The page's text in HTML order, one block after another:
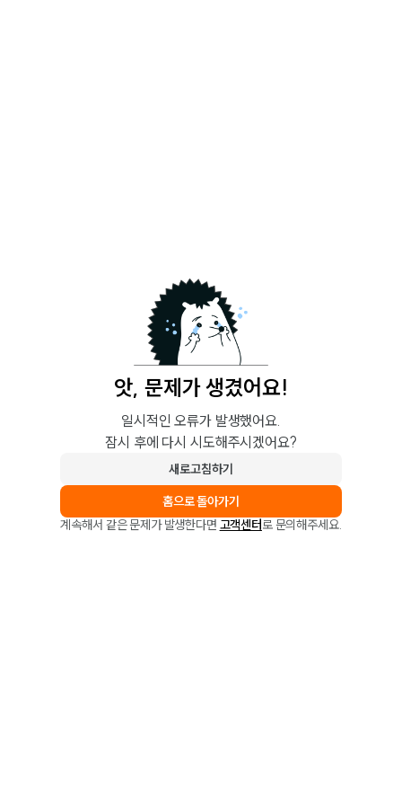
앗, 문제가 생겼어요!
일시적인 오류가 발생했어요.
잠시 후에 다시 시도해주시겠어요?
새로고침하기
홈으로 돌아가기
계속해서 같은 문제가 발생한다면 고객센터로 문의해주세요.